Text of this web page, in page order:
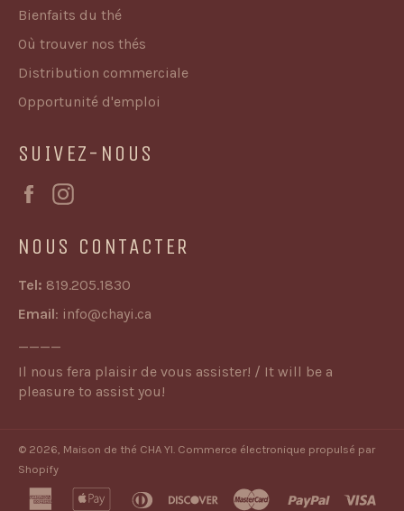
Bienfaits du thé
Où trouver nos thés
Distribution commerciale
Opportunité d'emploi
SUIVEZ-NOUS
Facebook
NOUS CONTACTER
Tel: 819.205.1830
Email: info@chayi.ca
Il nous fera plaisir de vous assister! / It will be a
pleasure to assist you!
© 2026, Maison de thé CHA YI Commerce électronique propulsé par
Shopify
american
apple
diners
discover master paypal